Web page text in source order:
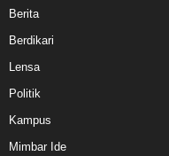
Berita
Berdikari
Lensa
Politik
Kampus
Mimbar Ide